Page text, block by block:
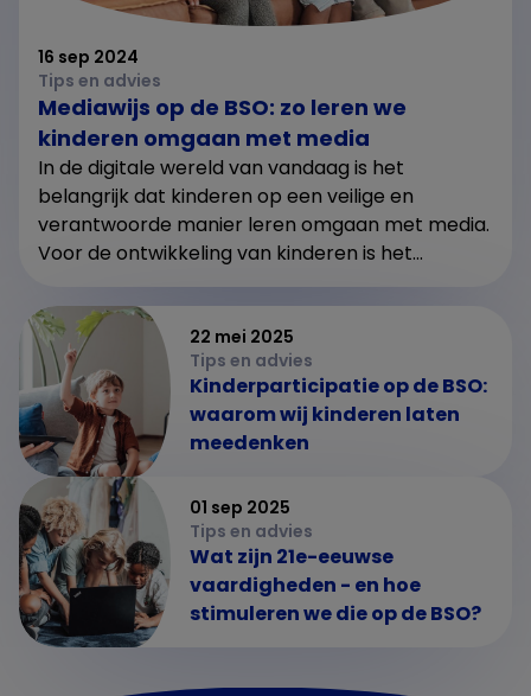
16 sep 2024
Tips en advies
Mediawijs op de BSO: zo leren we
kinderen omgaan met media
In de digitale wereld van vandaag is het
belangrijk dat kinderen op een veilige en
verantwoorde manier leren omgaan met media.
Voor de ontwikkeling van kinderen is het...
22 mei 2025
Tips en advies
Kinderparticipatie op de BSO:
waarom wij kinderen laten
meedenken
01 sep 2025
Tips en advies
Wat zijn 21e-eeuwse
vaardigheden - en hoe
stimuleren we die op de BSO?